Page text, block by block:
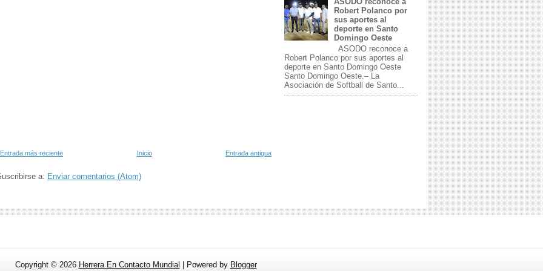
Entrada más reciente Entrada antigua
Inicio
a: Enviar comentarios (Atom)
Robert Polanco por
sus aportes al
deporte en Santo
Domingo Oeste
ASODO reconoce a
Robert Polanco por sus aportes al
deporte en Santo Domingo Oeste
Santo Domingo Oeste.– La
Asociación de Softball de Santo...
Copyright © 2026 Herrera En Contacto Mundial | Powered by Blogger